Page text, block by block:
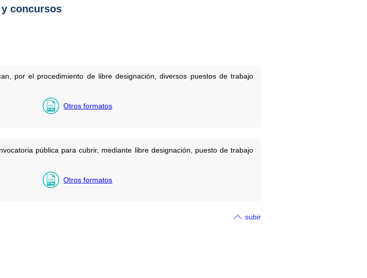
concursos
por el procedimiento de libre designación, diversos puestos de trabajo
Otros formatos
pública para cubrir, mediante libre designación, puesto de trabajo
Otros formatos
subir